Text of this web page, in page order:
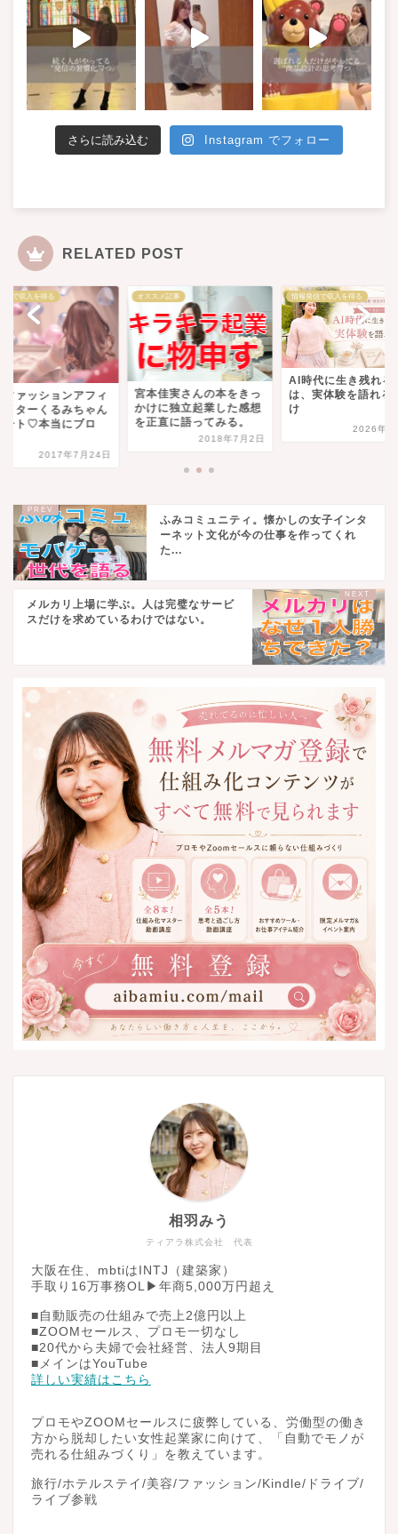
さらに読み込む Instagram でフォロー
RELATED POST
メ記事
佳実さんの本をきっ
に独立起業した感想
直に語ってみる。
情報発信で収入を得る
AI時代に生き残れるの
は、実体験を語れる人だ
け
2026年7月6日
情報発信で収入を得る
有名ファッションア
リエイターくるみち
とデート♡本当にブ
ふみコミュニティ。懐かしの女子インタ
ーネット文化が今の仕事を作ってくれ
た...
メルカリ上場に学ぶ。人は完璧なサービ
スだけを求めているわけではない。
ティアラ株式会社 代表
相羽みう
大阪在住、mbtiはINTJ（建築家）
手取り16万事務OL▶︎年商5,000万円超え
■自動販売の仕組みで売上2億円以上
■ZOOMセールス、プロモ一切なし
■20代から夫婦で会社経営、法人9期目
■メインはYouTube
詳しい実績はこちら
プロモやZOOMセールスに疲弊している、労働型の働き
方から脱却したい女性起業家に向けて、「自動でモノが
売れる仕組みづくり」を教えています。
旅行/ホテルステイ/美容/ファッション/Kindle/ドライブ/
ライブ参戦